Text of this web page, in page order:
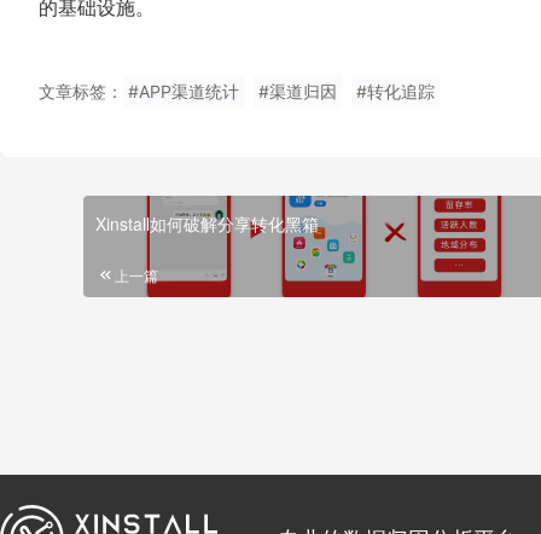
的基础设施。
文章标签： #APP渠道统计 #渠道归因 #转化追踪
Xinstall如何破解分享转化黑箱
上一篇